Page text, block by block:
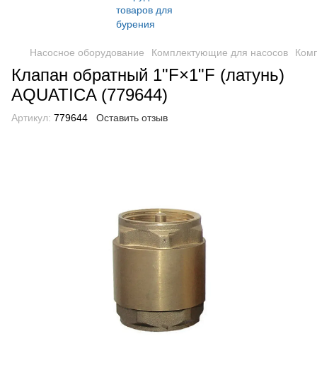
Насосное оборудование Комплектующие для насосов
Клапан обратный 1"F×1"F (латунь)
AQUATICA (779644)
Артикул: 779644 Оставить отзыв